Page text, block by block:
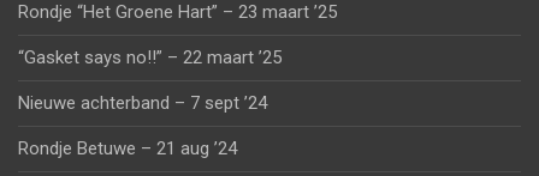
Rondje “Het Groene Hart” – 23 maart ’25
“Gasket says no!!” – 22 maart ’25
Nieuwe achterband – 7 sept ’24
Rondje Betuwe – 21 aug ’24